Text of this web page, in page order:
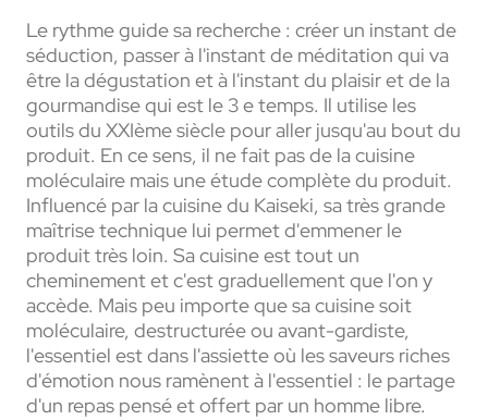
Le rythme guide sa recherche : créer un instant de
séduction, passer à l'instant de méditation qui va
être la dégustation et à l'instant du plaisir et de la
gourmandise qui est le 3 e temps. Il utilise les
outils du XXIème siècle pour aller jusqu'au bout du
produit. En ce sens, il ne fait pas de la cuisine
moléculaire mais une étude complète du produit.
Influencé par la cuisine du Kaiseki, sa très grande
maîtrise technique lui permet d'emmener le
produit très loin. Sa cuisine est tout un
cheminement et c'est graduellement que l'on y
accède. Mais peu importe que sa cuisine soit
moléculaire, destructurée ou avant-gardiste,
l'essentiel est dans l'assiette où les saveurs riches
d'émotion nous ramènent à l'essentiel : le partage
d'un repas pensé et offert par un homme libre.